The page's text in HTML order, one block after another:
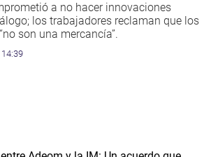
a no hacer innovaciones
los trabajadores reclaman que los
son una mercancía”.
14:39